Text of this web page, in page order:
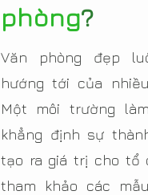
phòng?
Văn phòng đẹp
hướng tới của
Một môi trường
khẳng định sự
tạo ra giá trị cho tổ
tham khảo các